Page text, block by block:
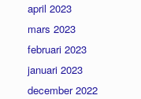
april 2023
mars 2023
februari 2023
januari 2023
december 2022